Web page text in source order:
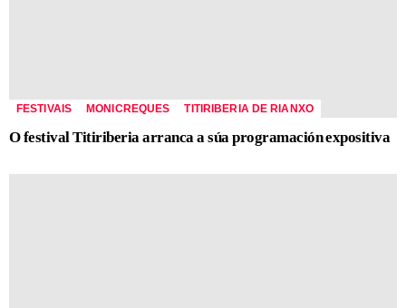
FESTIVAIS MONICREQUES TITIRIBERIA DE RIANXO
O festival Titiriberia arranca a súa programación expositiva